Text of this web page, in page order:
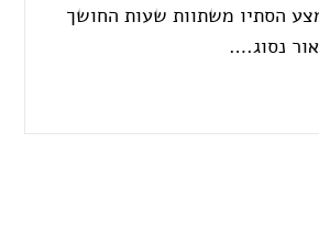
הסתיו משתוות שעות החושך
נסוג.…